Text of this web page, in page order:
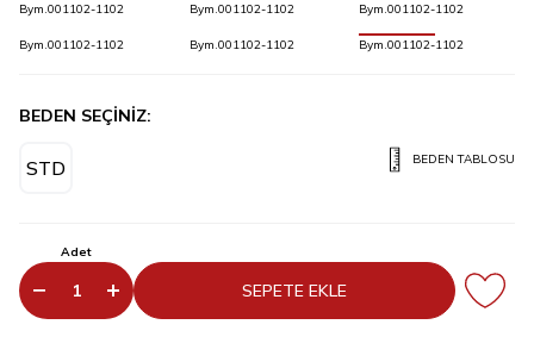
Bym.001102-1102 Bym.001102-1102 Bym.001102-1102
Bym.001102-1102 Bym.001102-1102 Bym.001102-1102
BEDEN SEÇİNİZ:
STD BEDEN TABLOSU
Adet
SEPETE EKLE